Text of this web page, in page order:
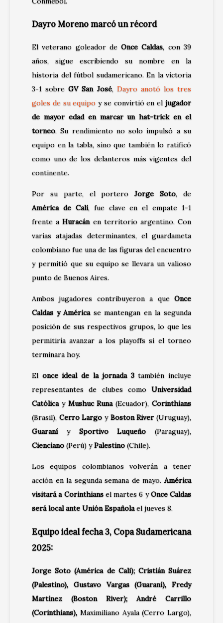
Dayro Moreno marcó un récord
El veterano goleador deOnce Caldas, con 39
años, sigue escribiendo su nombre en la
historia del fútbol sudamericano. En la victoria
3-1 sobreGV San José, Dayro anotó los tres
goles de su equipo y se convirtió en eljugador
de mayor edad en marcar un hat-trick en el
torneo. Su rendimiento no solo impulsó a su
equipo en la tabla, sino que también lo ratificó
como uno de los delanteros más vigentes del
continente.
Por su parte, el porteroJorge Soto, de
América de Cali, fue clave en el empate 1-1
frente aHuracánen territorio argentino. Con
varias atajadas determinantes, el guardameta
colombiano fue una de las figuras del encuentro
y permitió que su equipo se llevara un valioso
punto de Buenos Aires.
Ambos jugadores contribuyeron a que Once
Caldas y Américase mantengan en la segunda
posición de sus respectivos grupos, lo que les
permitiría avanzar a los playoffs si el torneo
terminara hoy.
El once ideal de la jornada 3también incluye
representantes de clubes como Universidad
Católicay Mushuc Runa(Ecuador),Corinthians
(Brasil), Cerro Largo y Boston River (Uruguay),
Guaraníy Sportivo Luqueño (Paraguay),
Cienciano (Perú) yPalestino (Chile).
Los equipos colombianos volverán a tener
acción en la segunda semana de mayo.América
visitará a Corinthiansel martes 6 yOnce Caldas
será local ante Unión Españolael jueves 8.
Equipo ideal fecha 3, Copa Sudamericana
2025:
Jorge Soto (América de Cali); Cristián Suárez
(Palestino), Gustavo Vargas (Guaraní), Fredy
Martínez (Boston River); André Carrillo
(Corinthians), Maximiliano Ayala (Cerro Largo),